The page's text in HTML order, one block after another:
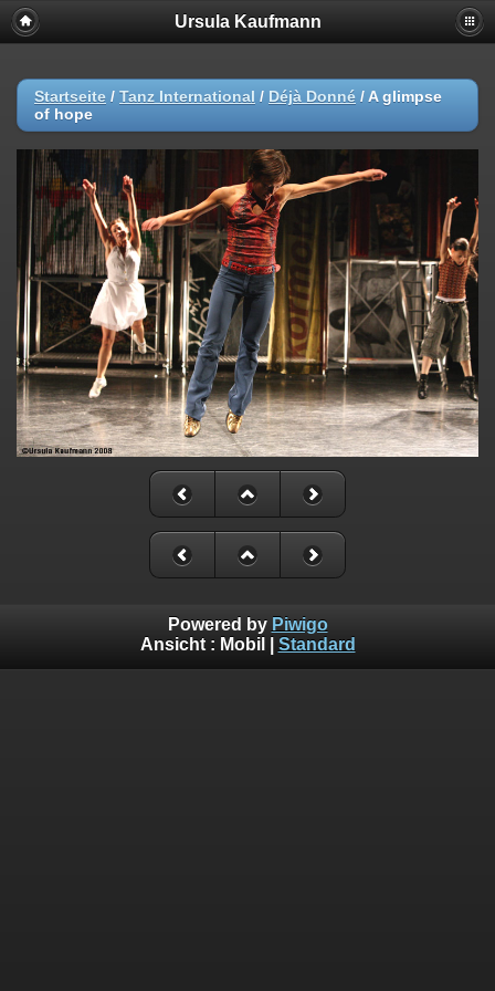
Ursula Kaufmann
Startseite / Tanz International / Déjà Donné / A glimpse
of hope
Powered by Piwigo
Ansicht : Mobil Standard